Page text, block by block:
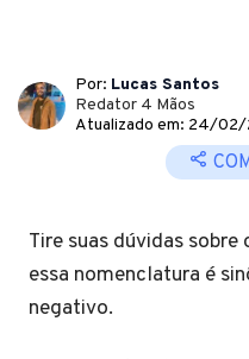
Por: Lucas Santos
Redator 4 Mãos
Atualizado em: 24/02/
Tire suas dúvidas
essa nomenclatura é
negativo.